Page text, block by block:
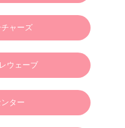
せありがとうございます。
ラマン＆ヘアメイクのみの手配と
ください。128,000円(税別)】
御礼申し上げます。
なりますよう心よりお祈り申し上げ
ャーズ
ウェーブ
ター